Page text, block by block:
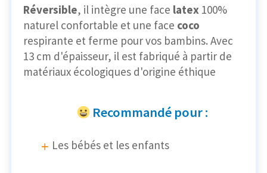
Réversible, il intègre une face latex 100%
naturel confortable et une face coco
respirante et ferme pour vos bambins. Avec
13 cm d'épaisseur, il est fabriqué à partir de
matériaux écologiques d'origine éthique
Recommandé pour :
Les bébés et les enfants